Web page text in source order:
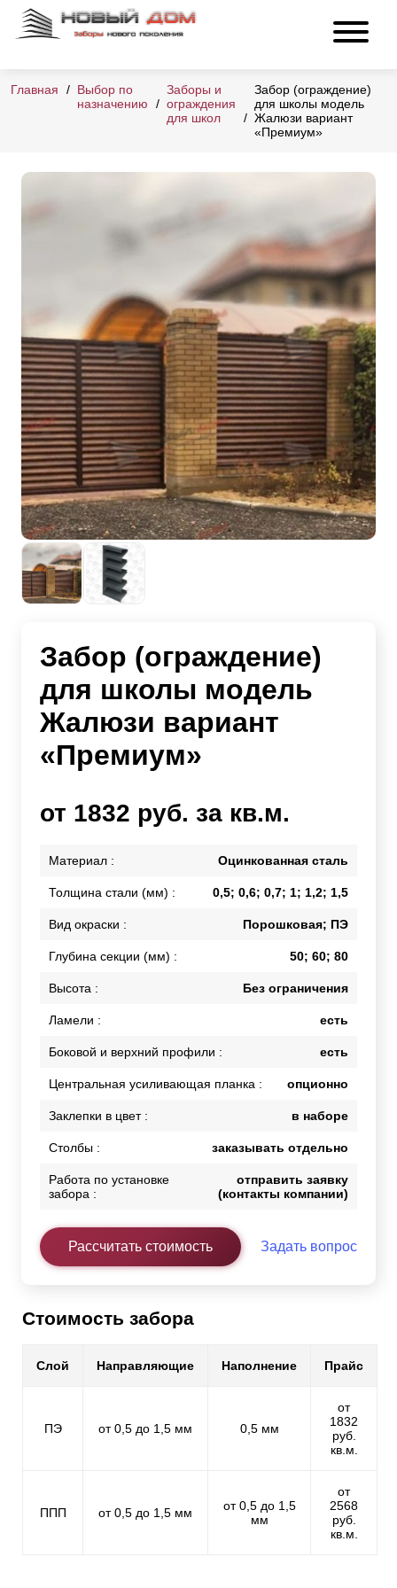
Главная
Выбор по
назначению
Заборы и
ограждения
для школ
Забор (ограждение)
для школы модель
Жалюзи вариант
«Премиум»
Забор (ограждение)
для школы модель
Жалюзи вариант
«Премиум»
от 1832 руб. за кв.м.
Материал : Оцинкованная сталь
Толщина стали (мм) : 0,5; 0,6; 0,7; 1; 1,2; 1,5
Вид окраски : Порошковая; ПЭ
Глубина секции (мм) : 50; 60; 80
Высота : Без ограничения
Ламели : есть
Боковой и верхний профили : есть
Центральная усиливающая планка : опционно
Заклепки в цвет : в наборе
Столбы : заказывать отдельно
Работа по установке
забора :
отправить заявку
(контакты компании)
Рассчитать стоимость Задать вопрос
Стоимость забора
Слой Направляющие Наполнение Прайс
ПЭ от 0,5 до 1,5 мм 0,5 мм
от
1832
руб.
кв.м.
ППП от 0,5 до 1,5 мм
от 0,5 до 1,5
мм
от
2568
руб.
кв.м.